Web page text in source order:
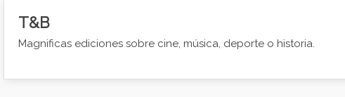
T&B
Magnificas ediciones sobre cine, música, deporte o historia.